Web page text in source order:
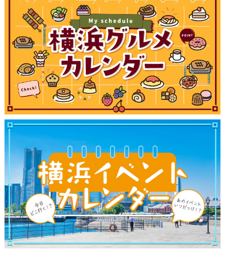
観光ガイド
ランキング